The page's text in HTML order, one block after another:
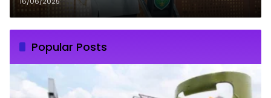
Popular Posts